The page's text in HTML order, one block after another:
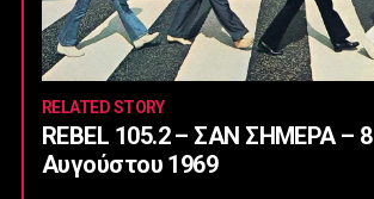
RELATED STORY
REBEL 105.2 – ΣΑΝ ΣΗΜΕΡΑ – 8
Αυγούστου 1969